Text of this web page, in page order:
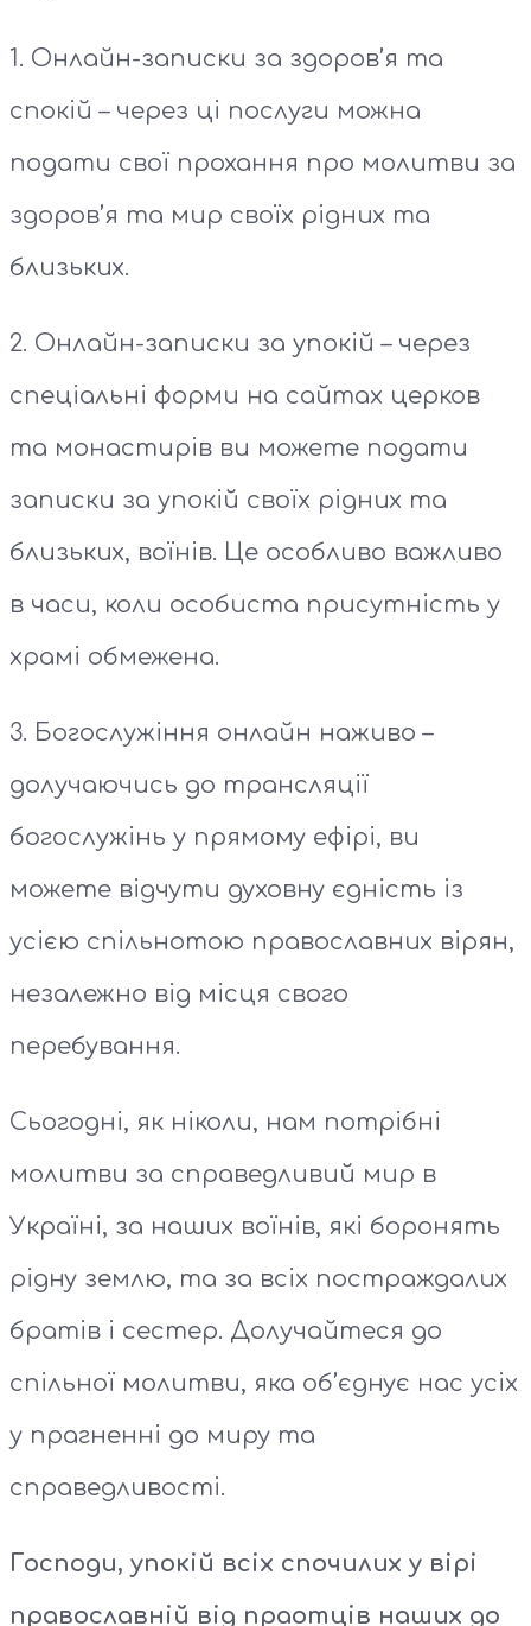
1. Онлайн-записки за здоров’я та
спокій – через ці послуги можна
подати свої прохання про молитви за
здоров’я та мир своїх рідних та
близьких.
2. Онлайн-записки за упокій – через
спеціальні форми на сайтах церков
та монастирів ви можете подати
записки за упокій своїх рідних та
близьких, воїнів. Це особливо важливо
в часи, коли особиста присутність у
храмі обмежена.
3. Богослужіння онлайн наживо –
долучаючись до трансляції
богослужінь у прямому ефірі, ви
можете відчути духовну єдність із
усією спільнотою православних вірян,
незалежно від місця свого
перебування.
Сьогодні, як ніколи, нам потрібні
молитви за справедливий мир в
Україні, за наших воїнів, які боронять
рідну землю, та за всіх постраждалих
братів і сестер. Долучайтеся до
спільної молитви, яка об’єднує нас усіх
у прагненні до миру та
справедливості.
Господи, упокій всіх спочилих у вірі
православній від праотців наших до